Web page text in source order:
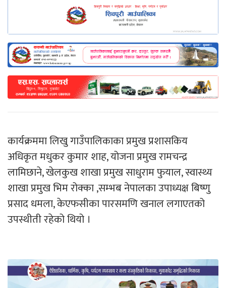
कार्यक्रममा लिखु गाउँपालिकाका प्रमुख प्रशासकिय
अधिकृत मधुकर कुमार शाह, योजना प्रमुख रामचन्द्र
लामिछाने, खेलकुख शाखा प्रमुख साधुराम फुयाल, स्वास्थ्य
शाखा प्रमुख भिम रोक्का ,सम्भब नेपालका उपाध्यक्ष बिष्णु
प्रसाद धमला, केएफसीका पारसमणि खनाल लगाएतको
उपस्थीती रहेको थियो ।